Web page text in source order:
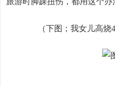
（下图；我女儿高烧